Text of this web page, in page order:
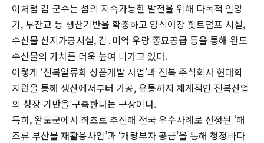
이처럼 김 군수는 섬의 지속가능한 발전을 위해 다목적 인양
기, 부잔교 등 생산기반을 확충하고 양식어장 힛트펌프 시설,
수산물 산지가공시설, 김․미역 우량 종묘공급 등을 통해 완도
수산물의 가치를 더욱 높여 나가고 있다.
이렇게 ‘전복일류화 상품개발 사업’과 전복 주식회사 현대화
지원을 통해 생산에서부터 가공, 유통까지 체계적인 전복산업
의 성장 기반을 구축한다는 구상이다.
특히, 완도군에서 최초로 추진해 전국 우수사례로 선정된 ‘해
조류 부산물 재활용사업’과 ‘개량부자 공급’을 통해 청정바다